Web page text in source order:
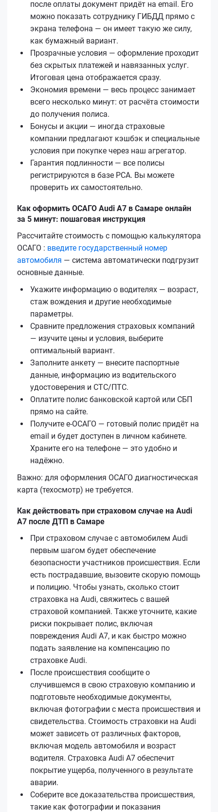
после оплаты документ придёт на email. Его
можно показать сотруднику ГИБДД прямо с
экрана телефона — он имеет такую же силу,
как бумажный вариант.
Прозрачные условия — оформление проходит
без скрытых платежей и навязанных услуг.
Итоговая цена отображается сразу.
Экономия времени — весь процесс занимает
всего несколько минут: от расчёта стоимости
до получения полиса.
Бонусы и акции — иногда страховые
компании предлагают кэшбэк и специальные
условия при покупке через наш агрегатор.
Гарантия подлинности — все полисы
регистрируются в базе РСА. Вы можете
проверить их самостоятельно.
Как оформить ОСАГО Audi A7 в Самаре онлайн
за 5 минут: пошаговая инструкция
Рассчитайте стоимость с помощью калькулятора
ОСАГО : введите государственный номер
автомобиля — система автоматически подгрузит
основные данные.
Укажите информацию о водителях — возраст,
стаж вождения и другие необходимые
параметры.
Сравните предложения страховых компаний
— изучите цены и условия, выберите
оптимальный вариант.
Заполните анкету — внесите паспортные
данные, информацию из водительского
удостоверения и СТС/ПТС.
Оплатите полис банковской картой или СБП
прямо на сайте.
Получите е‑ОСАГО — готовый полис придёт на
email и будет доступен в личном кабинете.
Храните его на телефоне — это удобно и
надёжно.
Важно: для оформления ОСАГО диагностическая
карта (техосмотр) не требуется.
Как действовать при страховом случае на Audi
A7 после ДТП в Самаре
При страховом случае с автомобилем Audi
первым шагом будет обеспечение
безопасности участников происшествия. Если
есть пострадавшие, вызовите скорую помощь
и полицию. Чтобы узнать, сколько стоит
страховка на Audi, свяжитесь с вашей
страховой компанией. Также уточните, какие
риски покрывает полис, включая
повреждения Audi A7, и как быстро можно
подать заявление на компенсацию по
страховке Audi.
После происшествия сообщите о
случившемся в свою страховую компанию и
подготовьте необходимые документы,
включая фотографии с места происшествия и
свидетельства. Стоимость страховки на Audi
может зависеть от различных факторов,
включая модель автомобиля и возраст
водителя. Страховка Audi A7 обеспечит
покрытие ущерба, полученного в результате
аварии.
Соберите все доказательства происшествия,
такие как фотографии и показания